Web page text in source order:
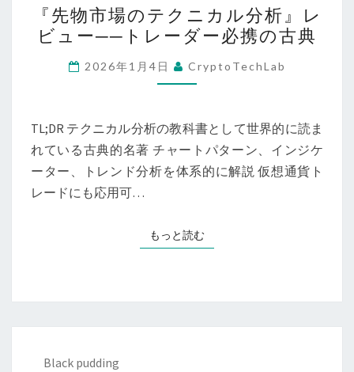
物
市
場
の
ク
ニ
カ
析』
ュ
『先物市場のテクニカル分析』レ
ビュー──トレーダー必携の古典
2026年1月4日 CryptoTechLab
TL;DR テクニカル分析の教科書として世界的に読ま
れている古典的名著 チャートパターン、インジケ
ーター、トレンド分析を体系的に解説 仮想通貨ト
レードにも応用可…
もっと読むもっと読む
Black pudding